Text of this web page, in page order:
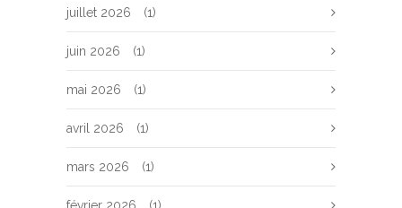
juillet 2026 (1)
juin 2026 (1)
mai 2026 (1)
avril 2026 (1)
mars 2026 (1)